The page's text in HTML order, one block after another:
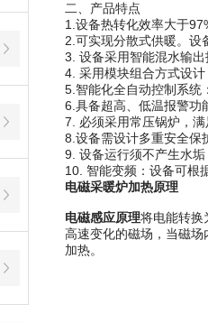
二、产品特点
1.设备热转化效率大于
2.可实现分散式供暖。设
3. 设备采用智能混水输
4. 采用模块组合方式设
5.智能化全自动控制系统
6.具备超高、低温报警功
7. 必须采用常压锅炉，
8.设备需设计多重安全保
9. 设备运行须不产生水垢
10. 智能变频：设备可根
电磁采暖炉加热原理
电磁感应原理将电能转换
高速变化的磁场，当磁
加热。